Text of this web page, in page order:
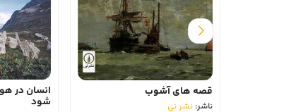
قصه های آشوب
ناشر:نشر نی
انسان در
شود